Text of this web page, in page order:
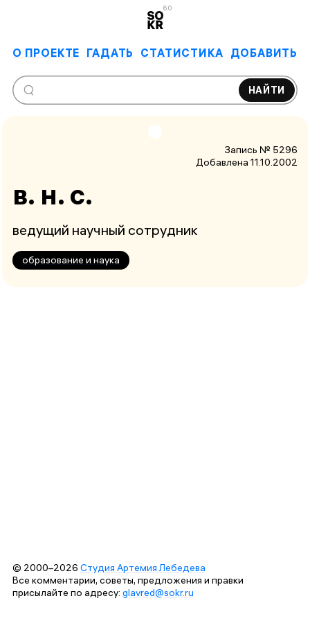
6.0
О ПРОЕКТЕ ГАДАТЬ СТАТИСТИКА ДОБАВИТЬ
НАЙТИ
Запись № 5296
Добавлена 11.10.2002
в. н. с.
ведущий научный сотрудник
образование и наука
© 2000–2026 Студия Артемия Лебедева
Все комментарии, советы, предложения и правки
присылайте по адресу: glavred@sokr.ru